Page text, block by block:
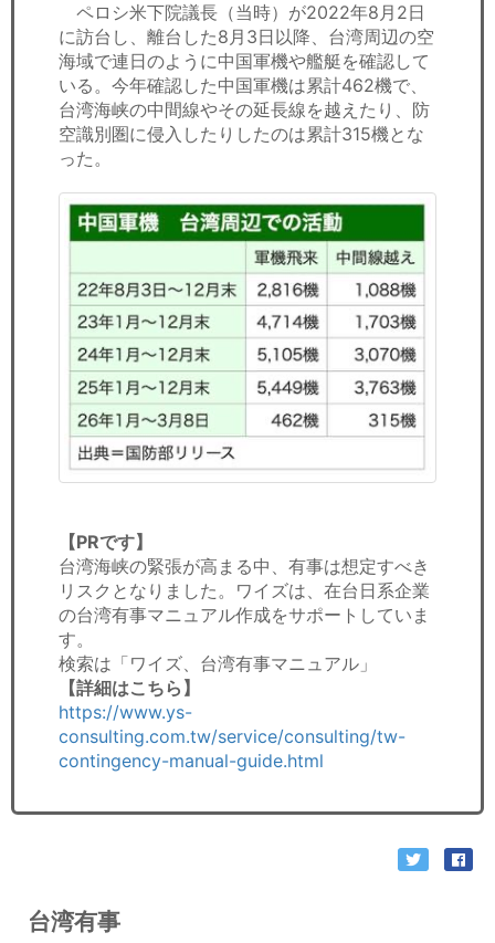
ペロシ米下院議長（当時）が2022年8月2日
に訪台し、離台した8月3日以降、台湾周辺の空
海域で連日のように中国軍機や艦艇を確認して
いる。今年確認した中国軍機は累計462機で、
台湾海峡の中間線やその延長線を越えたり、防
空識別圏に侵入したりしたのは累計315機とな
った。
【PRです】
台湾海峡の緊張が高まる中、有事は想定すべき
リスクとなりました。ワイズは、在台日系企業
の台湾有事マニュアル作成をサポートしていま
す。
検索は「ワイズ、台湾有事マニュアル」
【詳細はこちら】
https://www.ys-
consulting.com.tw/service/consulting/tw-
contingency-manual-guide.html
台湾有事